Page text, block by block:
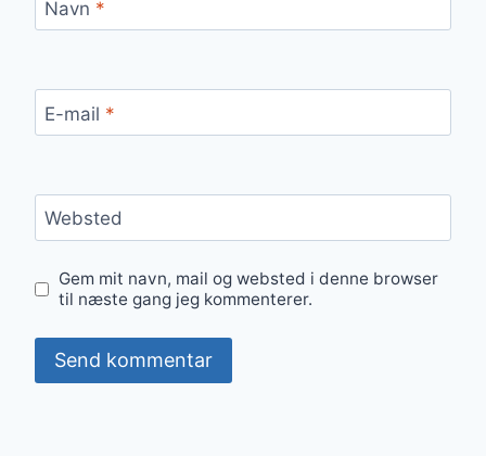
Navn *
E-mail *
Websted
Gem mit navn, mail og websted i denne browser
til næste gang jeg kommenterer.